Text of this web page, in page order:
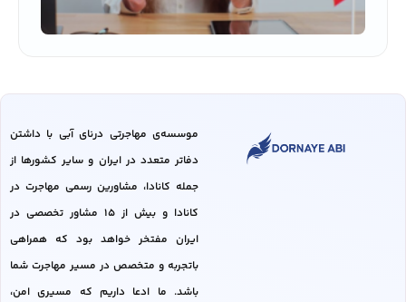
موسسه‌ی مهاجرتی درنای آبی با داشتن
دفاتر متعدد در ایران و سایر کشور‌ها از
جمله کانادا، مشاورین رسمی مهاجرت در
کانادا و بیش از 15 مشاور تخصصی در
ایران مفتخر خواهد بود که همراهی
باتجربه و متخصص در مسیر مهاجرت شما
باشد. ما ادعا داریم که مسیری امن،